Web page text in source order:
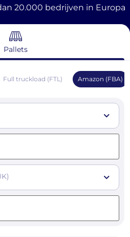
20.000 bedrijven in Europa
Pallets
Full truckload (FTL) Amazon (FBA)